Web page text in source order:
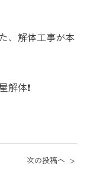
、解体工事が本
体❗️
次の投稿へ